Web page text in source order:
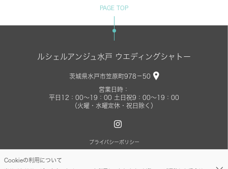
Cookieの利用について
PAGE TOP
ルシェルアンジュ水戸 ウエディングシャトー
茨城県水戸市笠原町978－50
営業日時：
平日12：00～19：00 土日祝9：00～19：00
（火曜・水曜定休・祝日除く）
プライバシーポリシー